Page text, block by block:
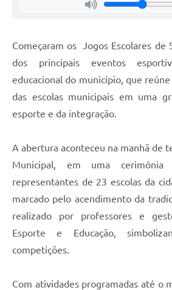
Departamento de Bem-Estar Social
Fundo Social
Inscrições para o Castramóvel
Nota Fiscal de Serviço Eletrônica
Notícias
Ouvidorias
Postos de Atendimento ao Trabalhador (PAT)
PPA - Plano Plurianual 2026 / 2029
Começaram os Jogos Escolares de
dos principais eventos
educacional do município, que
das escolas municipais em uma
esporte e da integração.
A abertura aconteceu na manhã de
Municipal, em uma
representantes de 23 escolas da
marcado pelo acendimento da
realizado por professores e
Esporte e Educação,
competições.
Com atividades programadas até o